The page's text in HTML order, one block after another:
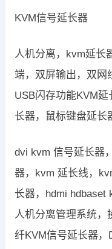
KVM信号延长器
人机分离，kvm延长
端，双屏输出，双网
USB闪存功能KVM
长器，鼠标键盘延长
dvi kvm 信号延长器
器，kvm 延长线，
长器，hdmi hdbaset
人机分离管理系统，
纤KVM信号延长器